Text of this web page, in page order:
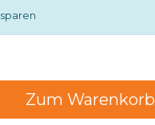
Zum